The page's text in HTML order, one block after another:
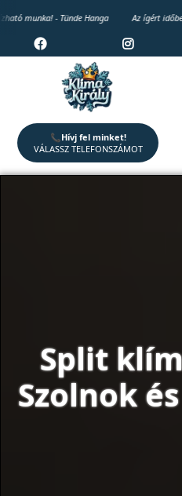
- Tünde Hanga Az ígért időben, gyorsan,
📞Hívj fel minket!
VÁLASSZ TELEFONSZÁMOT
Split
Szolnok